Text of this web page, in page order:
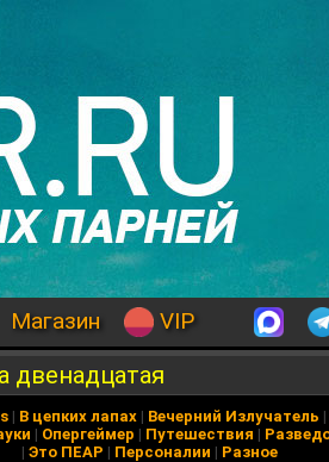
Магазин VIP
двенадцатая
| В цепких лапах| Вечерний Излучатель |
| Опергеймер | Путешествия |
| Это ПЕАР | Персоналии | Разное